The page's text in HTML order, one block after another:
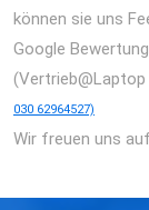
können sie uns
Google
030 62964527)
Wir freuen uns